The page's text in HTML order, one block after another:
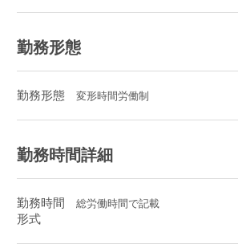
勤務形態
勤務形態 変形時間労働制
勤務時間詳細
勤務時間
形式
総労働時間で記載